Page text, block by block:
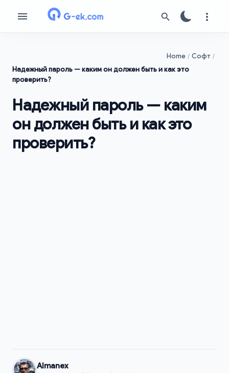
Home
Софт
Надежный пароль — каким он должен быть и как это
проверить?
Надежный пароль — каким
он должен быть и как это
проверить?
Almanex